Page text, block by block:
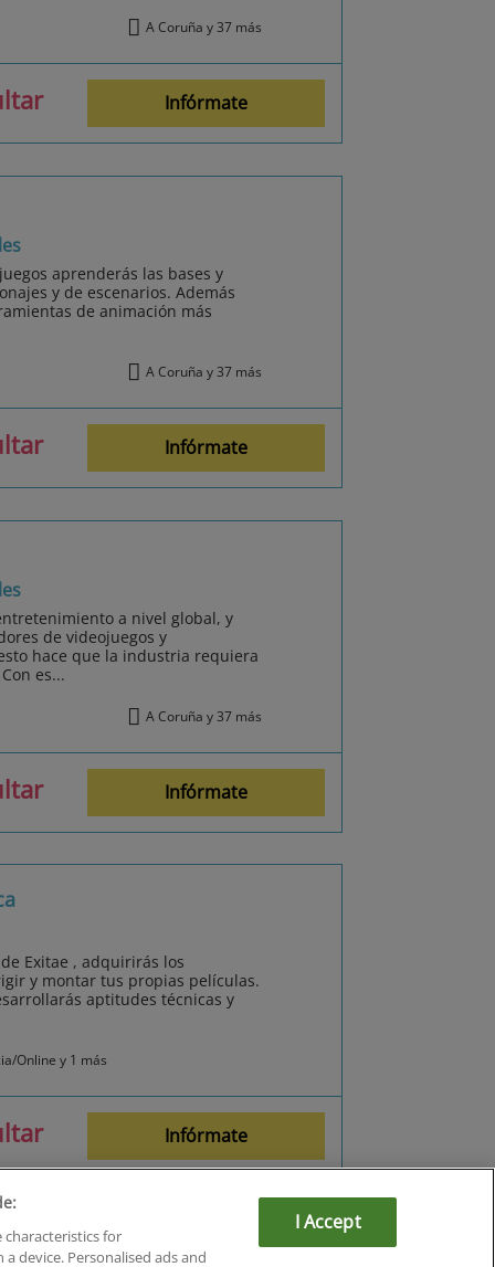
A Coruña y 37 más
Infórmate
aprenderás las bases y
y de escenarios. Además
de animación más
A Coruña y 37 más
Infórmate
a nivel global, y
de videojuegos y
hace que la industria requiera
es...
A Coruña y 37 más
Infórmate
Exitae , adquirirás los
y montar tus propias películas.
aptitudes técnicas y
Online y 1 más
Infórmate
characteristics for
device. Personalised ads and
I Accept